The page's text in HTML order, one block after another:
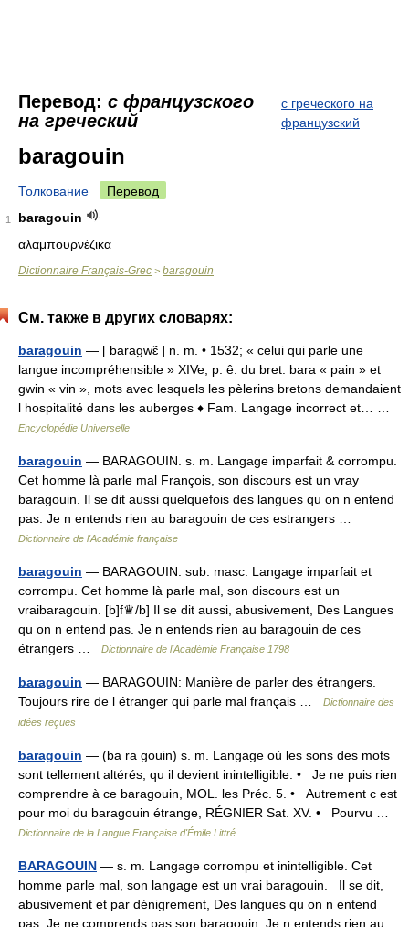
Перевод: с французского
на греческий
с греческого на
французский
baragouin
Толкование Перевод
1
baragouin
αλαμπουρνέζικα
Dictionnaire Français-Grec > baragouin
См. также в других словарях:
baragouin — [ baragwɛ̃ ] n. m. • 1532; « celui qui parle une
langue incompréhensible » XIVe; p. ê. du bret. bara « pain » et
gwin « vin », mots avec lesquels les pèlerins bretons demandaient
l hospitalité dans les auberges ♦ Fam. Langage incorrect et… …
Encyclopédie Universelle
baragouin — BARAGOUIN. s. m. Langage imparfait & corrompu.
Cet homme là parle mal François, son discours est un vray
baragouin. Il se dit aussi quelquefois des langues qu on n entend
pas. Je n entends rien au baragouin de ces estrangers …
Dictionnaire de l'Académie française
baragouin — BARAGOUIN. sub. masc. Langage imparfait et
corrompu. Cet homme là parle mal, son discours est un
vraibaragouin. [b]f♛/b] Il se dit aussi, abusivement, Des Langues
qu on n entend pas. Je n entends rien au baragouin de ces
étrangers …
Dictionnaire de l'Académie Française 1798
baragouin — BARAGOUIN: Manière de parler des étrangers.
Toujours rire de l étranger qui parle mal français …
Dictionnaire des
idées reçues
baragouin — (ba ra gouin) s. m. Langage où les sons des mots
sont tellement altérés, qu il devient inintelligible. • Je ne puis rien
comprendre à ce baragouin, MOL. les Préc. 5. • Autrement c est
pour moi du baragouin étrange, RÉGNIER Sat. XV. • Pourvu …
Dictionnaire de la Langue Française d'Émile Littré
BARAGOUIN — s. m. Langage corrompu et inintelligible. Cet
homme parle mal, son langage est un vrai baragouin. Il se dit,
abusivement et par dénigrement, Des langues qu on n entend
pas. Je ne comprends pas son baragouin. Je n entends rien au